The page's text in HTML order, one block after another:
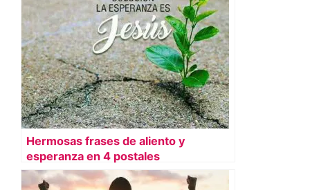
Hermosas frases de aliento y
esperanza en 4 postales